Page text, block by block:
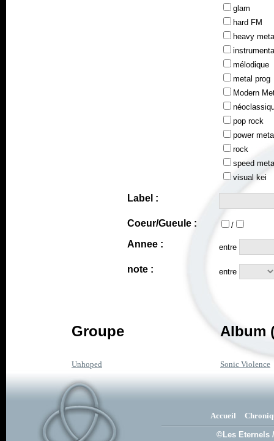
glam
hard FM
heavy
mélodique
metal prog
Modern
pop rock
power
rock
speed
visual kei
Label :
Coeur/Gueule : /
Annee : entre
note : entre
Groupe Album
Unhoped Sonic Violence
Accueil
©Les Eternels